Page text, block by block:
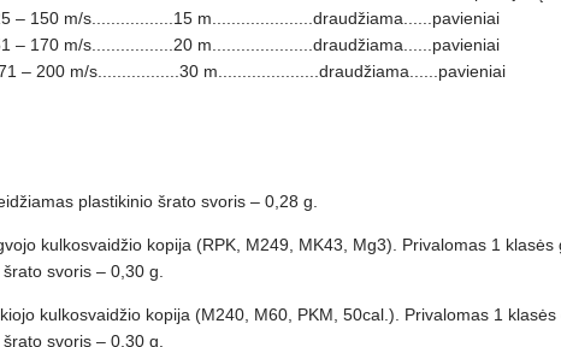
– 150 m/s.................15 m.....................draudžiama......pavieniai
– 170 m/s.................20 m.....................draudžiama......pavieniai
– 200 m/s.................30 m.....................draudžiama......pavieniai
plastikinio šrato svoris – 0,28 g.
kulkosvaidžio kopija (RPK, M249, MK43, Mg3). Privalomas 1 klasės
svoris – 0,30 g.
kulkosvaidžio kopija (M240, M60, PKM, 50cal.). Privalomas 1 klasės
svoris – 0,30 g.